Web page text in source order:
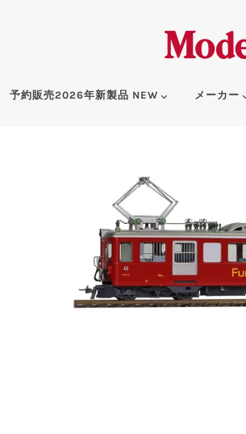
予約販売2026年新製品 NEW メーカー